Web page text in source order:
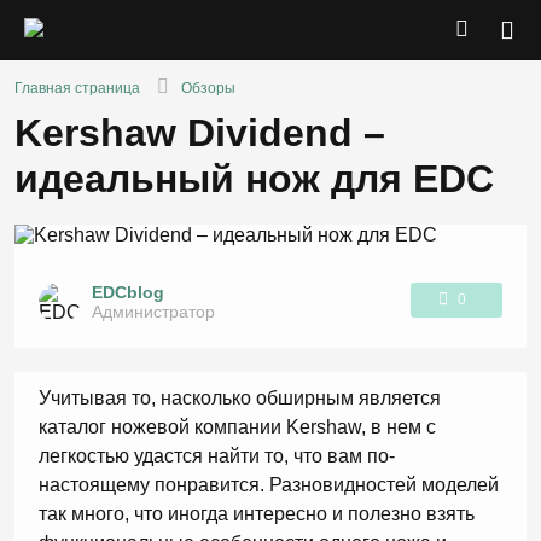
Главная страница Обзоры
Kershaw Dividend –
идеальный нож для EDC
0
EDCblog
Администратор
Учитывая то, насколько обширным является
каталог ножевой компании Kershaw, в нем с
легкостью удастся найти то, что вам по-
настоящему понравится. Разновидностей моделей
так много, что иногда интересно и полезно взять